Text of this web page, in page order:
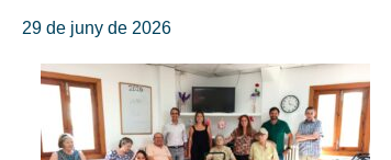
29 de juny de 2026